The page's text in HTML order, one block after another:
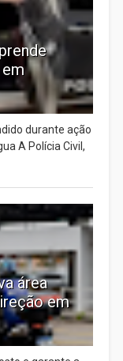
durante ação
A Polícia Civil,
área
em